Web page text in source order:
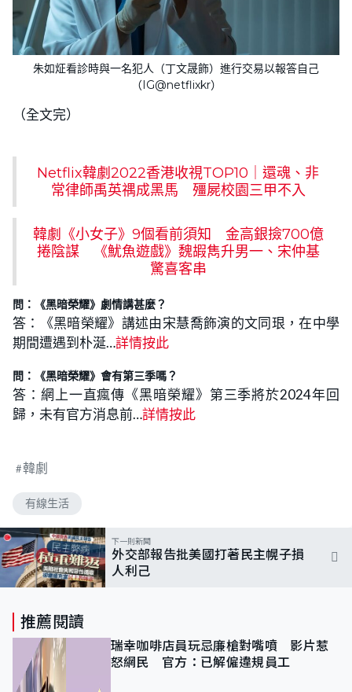
朱如炡看診時與一名犯人（丁文晟飾）進行交易以報答自己
（IG@netflixkr）
（全文完）
Netflix韓劇2022香港收視TOP10｜還魂、非
常律師禹英禑成黑馬 殭屍校園三甲不入
韓劇《小女子》9個看前須知 金高銀撿700億
捲陰謀 《魷魚遊戲》魏嘏雋升男一、宋仲基
驚喜客串
問：《黑暗榮耀》劇情講甚麼？
答：《黑暗榮耀》講述由宋慧喬飾演的文同珢，在中學
期間遭遇到朴涎…詳情按此
問：《黑暗榮耀》會有第三季嗎？
答：網上一直瘋傳《黑暗榮耀》第三季將於2024年回
歸，未有官方消息前…詳情按此
韓劇
有線生活
下一則新聞
外交部報告批美國打著民主幌子損
人利己
推薦閱讀
瑞幸咖啡店員玩忌廉槍對嘴噴 影片惹
怒網民 官方：已解僱違規員工